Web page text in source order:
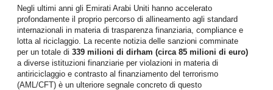
Negli ultimi anni gli Emirati Arabi Uniti hanno accelerato
profondamente il proprio percorso di allineamento agli standard
internazionali in materia di trasparenza finanziaria, compliance e
lotta al riciclaggio. La recente notizia delle sanzioni comminate
per un totale di339 milioni di dirham (circa 85 milioni di euro)
a diverse istituzioni finanziarie per violazioni in materia di
antiriciclaggio e contrasto al finanziamento del terrorismo
(AML/CFT) è un ulteriore segnale concreto di questo